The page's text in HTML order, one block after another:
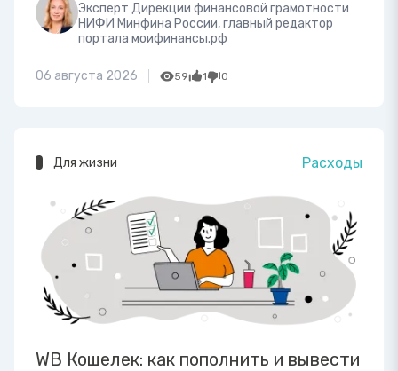
Эксперт Дирекции финансовой грамотности
НИФИ Минфина России, главный редактор
портала моифинансы.рф
06 августа 2026 59 1 0
Для жизни Расходы
WB Кошелек: как пополнить и вывести